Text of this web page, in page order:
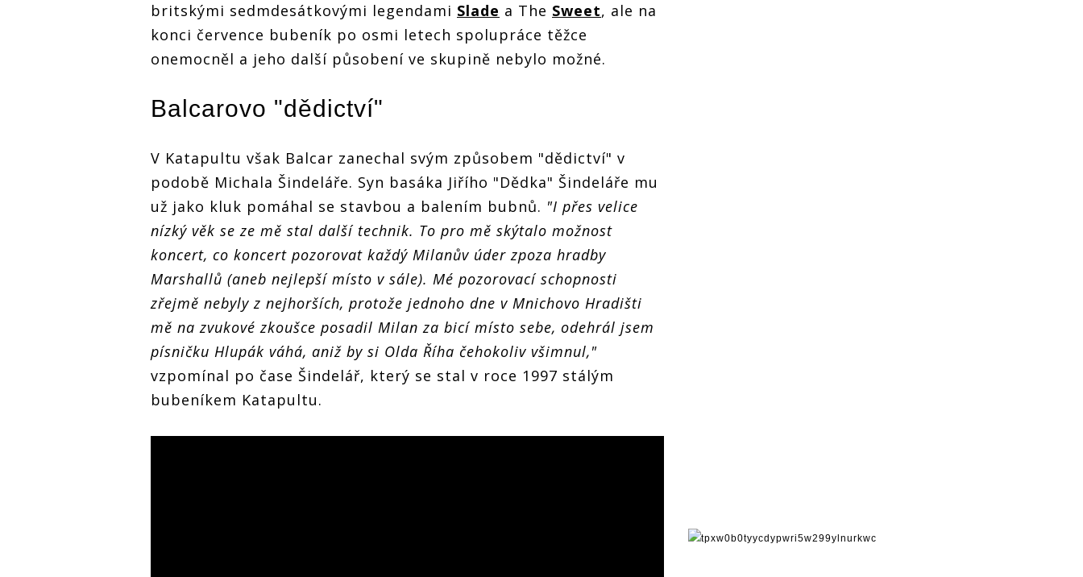
britskými sedmdesátkovými legendami Slade a The Sweet, ale na
konci července bubeník po osmi letech spolupráce těžce
onemocněl a jeho další působení ve skupině nebylo možné.
Balcarovo "dědictví"
V Katapultu však Balcar zanechal svým způsobem "dědictví" v
podobě Michala Šindeláře. Syn basáka Jiřího "Dědka" Šindeláře mu
už jako kluk pomáhal se stavbou a balením bubnů. "I přes velice
nízký věk se ze mě stal další technik. To pro mě skýtalo možnost
koncert, co koncert pozorovat každý Milanův úder zpoza hradby
Marshallů (aneb nejlepší místo v sále). Mé pozorovací schopnosti
zřejmě nebyly z nejhorších, protože jednoho dne v Mnichovo Hradišti
mě na zvukové zkoušce posadil Milan za bicí místo sebe, odehrál jsem
písničku Hlupák váhá, aniž by si Olda Říha čehokoliv všimnul,"
vzpomínal po čase Šindelář, který se stal v roce 1997 stálým
bubeníkem Katapultu.